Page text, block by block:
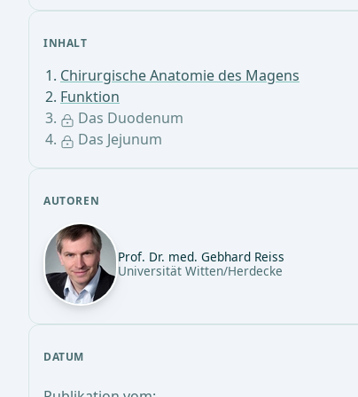
INHALT
Chirurgische Anatomie des Magens
Funktion
Das Duodenum
Das Jejunum
AUTOREN
Prof. Dr. med. Gebhard Reiss
Universität Witten/Herdecke
DATUM